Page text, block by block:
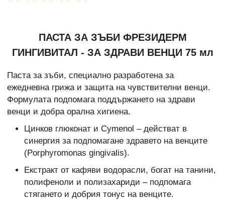
ПАСТА ЗА ЗЪБИ ФРЕЗИДЕРМ
ГИНГИВИТАЛ - ЗА ЗДРАВИ ВЕНЦИ 75 мл
Паста за зъби, специално разработена за
ежедневна грижа и защита на чувствителни венци.
Формулата подпомага поддържането на здрави
венци и добра орална хигиена.
Цинков глюконат и Cymenol – действат в
синергия за подпомагане здравето на венците
(Porphyromonas gingivalis).
Екстракт от кафяви водорасли, богат на танини,
полифеноли и полизахариди – подпомага
стягането и добрия тонус на венците.